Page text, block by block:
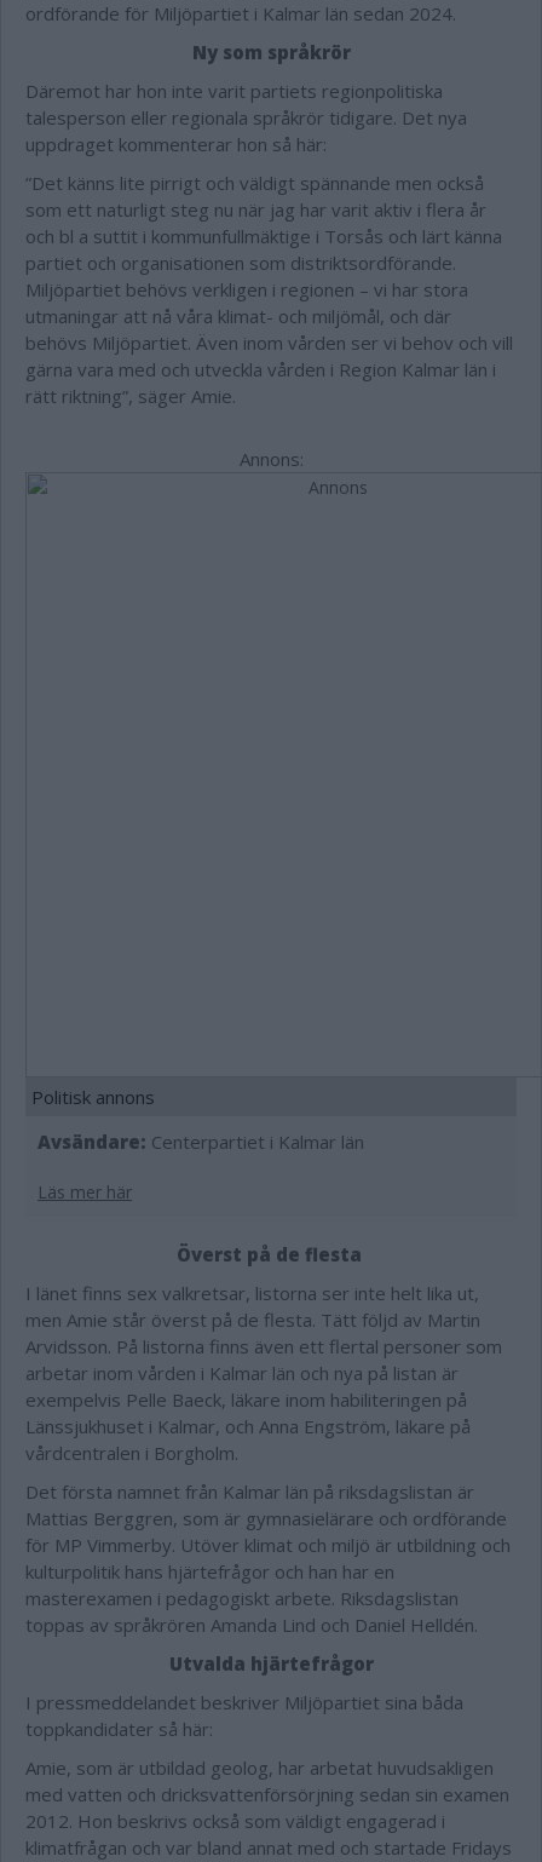
ordförande för Miljöpartiet i Kalmar län sedan 2024.
Ny som språkrör
Däremot har hon inte varit partiets regionpolitiska
talesperson eller regionala språkrör tidigare. Det nya
uppdraget kommenterar hon så här:
”Det känns lite pirrigt och väldigt spännande men också
som ett naturligt steg nu när jag har varit aktiv i flera år
och bl a suttit i kommunfullmäktige i Torsås och lärt känna
partiet och organisationen som distriktsordförande.
Miljöpartiet behövs verkligen i regionen – vi har stora
utmaningar att nå våra klimat- och miljömål, och där
behövs Miljöpartiet. Även inom vården ser vi behov och vill
gärna vara med och utveckla vården i Region Kalmar län i
rätt riktning”, säger Amie.
Annons:
Politisk annons
Avsändare: Centerpartiet i Kalmar län
Läs mer här
Överst på de flesta
I länet finns sex valkretsar, listorna ser inte helt lika ut,
men Amie står överst på de flesta. Tätt följd av Martin
Arvidsson. På listorna finns även ett flertal personer som
arbetar inom vården i Kalmar län och nya på listan är
exempelvis Pelle Baeck, läkare inom habiliteringen på
Länssjukhuset i Kalmar, och Anna Engström, läkare på
vårdcentralen i Borgholm.
Det första namnet från Kalmar län på riksdagslistan är
Mattias Berggren, som är gymnasielärare och ordförande
för MP Vimmerby. Utöver klimat och miljö är utbildning och
kulturpolitik hans hjärtefrågor och han har en
masterexamen i pedagogiskt arbete. Riksdagslistan
toppas av språkrören Amanda Lind och Daniel Helldén.
Utvalda hjärtefrågor
I pressmeddelandet beskriver Miljöpartiet sina båda
toppkandidater så här:
Amie, som är utbildad geolog, har arbetat huvudsakligen
med vatten och dricksvattenförsörjning sedan sin examen
2012. Hon beskrivs också som väldigt engagerad i
klimatfrågan och var bland annat med och startade Fridays